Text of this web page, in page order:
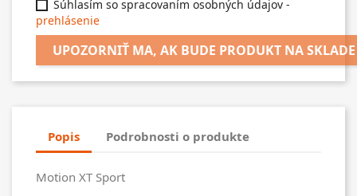
Súhlasím so spracovaním osobných údajov -
prehlásenie
UPOZORNIŤ MA, AK BUDE PRODUKT NA SKLADE
Popis Podrobnosti o produkte
Motion XT Sport